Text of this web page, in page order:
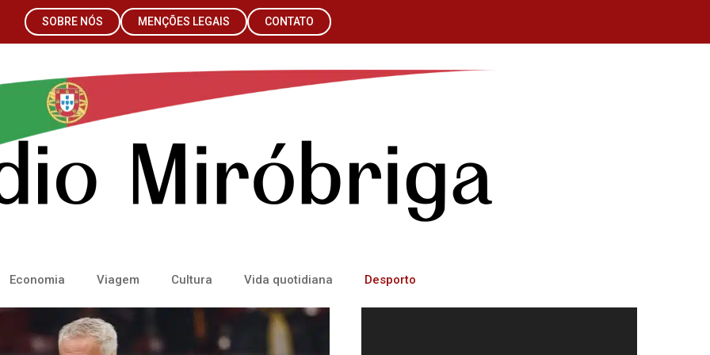
SOBRE NÓS MENÇÕES LEGAIS CONTATO
Economia Viagem Cultura Vida quotidiana Desporto